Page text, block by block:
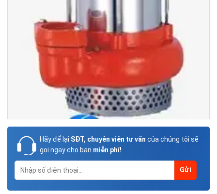
Hãy để lại SĐT, chuyên viên tư vấn của chúng tôi sẽ
gọi ngay cho bạn miễn phí!